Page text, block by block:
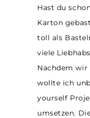
Hast du
Karton
toll als
viele
Nachdem wir
wollte ich
yourself
umsetzen.